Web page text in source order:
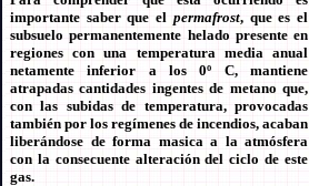
importante saber que el permafrost, que es el
subsuelo permanentemente helado presente en
regiones con una temperatura media anual
netamente inferior a los 0º C, mantiene
atrapadas cantidades ingentes de metano que,
con las subidas de temperatura, provocadas
también por los regímenes de incendios, acaban
liberándose de forma masica a la atmósfera
con la consecuente alteración del ciclo de este
gas.